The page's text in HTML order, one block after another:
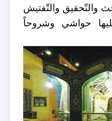
والتّحقيق والتّفتيش
حواشي وشروحاً